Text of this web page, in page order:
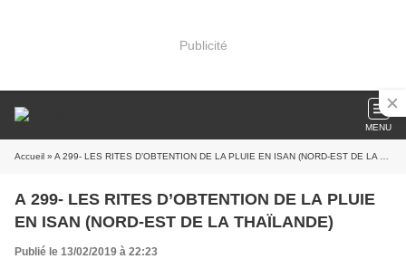
Publicité
MENU
Accueil » A 299- LES RITES D’OBTENTION DE LA PLUIE EN ISAN (NORD-EST DE LA THAÏLANDE)
A 299- LES RITES D’OBTENTION DE LA PLUIE
EN ISAN (NORD-EST DE LA THAÏLANDE)
Publié le 13/02/2019 à 22:23